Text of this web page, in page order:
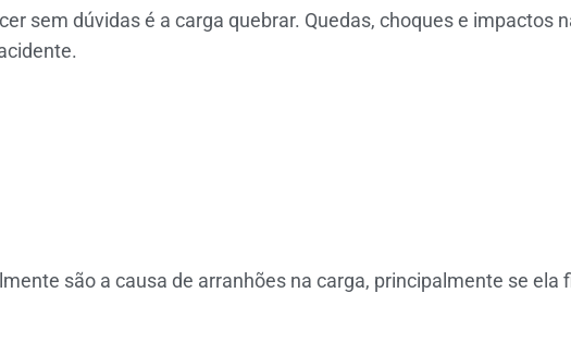
sem dúvidas é a carga quebrar. Quedas, choques e impactos
são a causa de arranhões na carga, principalmente se ela